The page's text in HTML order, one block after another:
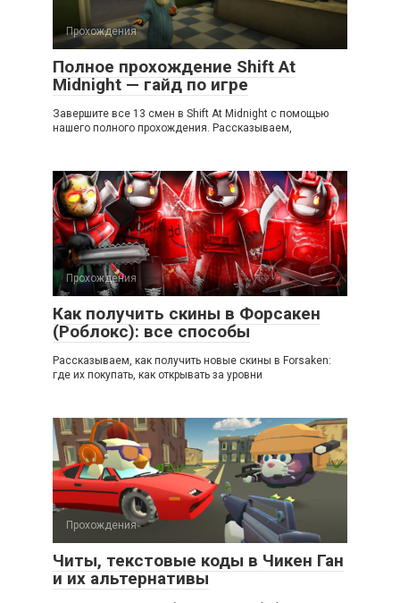
Прохождения
Полное прохождение Shift At
Midnight — гайд по игре
Завершите все 13 смен в Shift At Midnight с помощью
нашего полного прохождения. Рассказываем,
Прохождения
Как получить скины в Форсакен
(Роблокс): все способы
Рассказываем, как получить новые скины в Forsaken:
где их покупать, как открывать за уровни
Прохождения
Читы, текстовые коды в Чикен Ган
и их альтернативы